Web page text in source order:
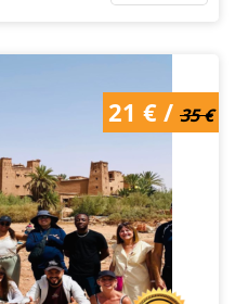
21 € / 35 €